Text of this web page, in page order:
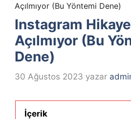
Açılmıyor (Bu Yöntemi Dene)
Instagram
Açılmıyor (Bu
Dene)
30 Ağustos 2023 yazar
İçerik